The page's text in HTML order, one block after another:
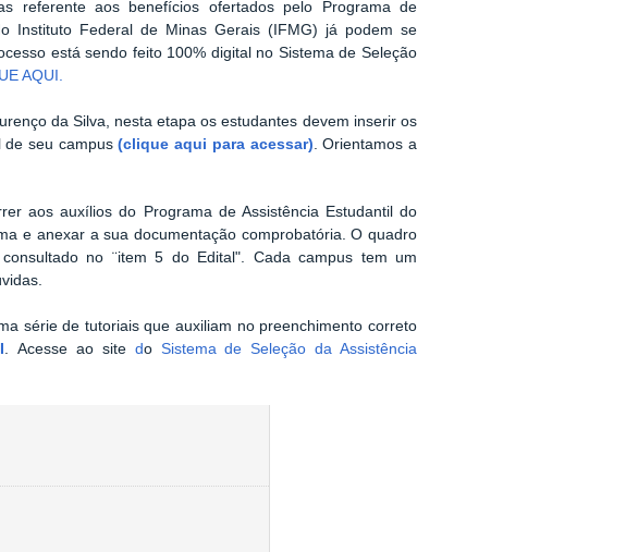
referente aos benefícios ofertados pelo Programa de
Instituto Federal de Minas Gerais (IFMG) já podem se
está sendo feito 100% digital no Sistema de Seleção
AQUI.
da Silva, nesta etapa os estudantes devem inserir os
de seu campus(clique aqui para acessar) . Orientamos a
aos auxílios do Programa de Assistência Estudantil do
e anexar a sua documentação comprobatória. O quadro
no ¨item 5 do Edital". Cada campus tem um
série de tutoriais que auxiliam no preenchimento correto
. Acesse ao site do Sistema de Seleção da Assistência